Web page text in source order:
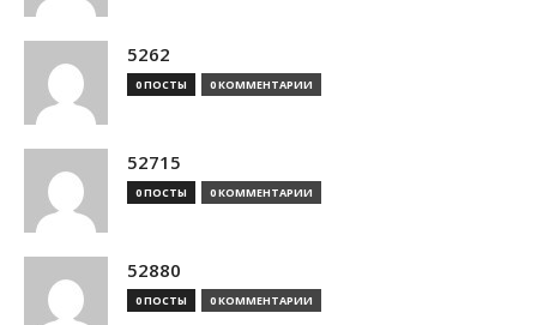
5262
0 ПОСТЫ 0 КОММЕНТАРИИ
52715
0 ПОСТЫ 0 КОММЕНТАРИИ
52880
0 ПОСТЫ 0 КОММЕНТАРИИ